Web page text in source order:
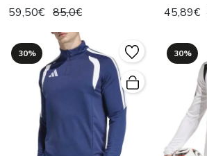
59,50€ 85,0€ 45,89€
30% 30%